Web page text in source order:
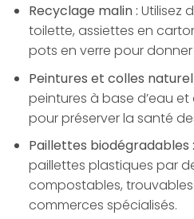
Recyclage malin : Utilisez
toilette, assiettes en
pots en verre pour
Peintures et colles
peintures à base d’eau
pour préserver la santé
Paillettes biodégradables :
paillettes plastiques par
compostables,
commerces spécialisés.